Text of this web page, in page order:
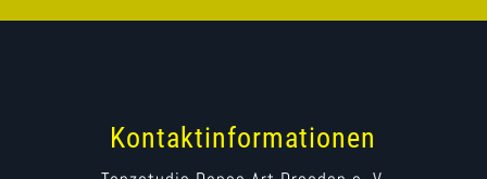
Kontaktinformationen